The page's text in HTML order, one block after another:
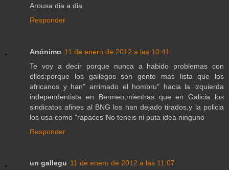
Arousa dia a dia
Responder
Anónimo 11 de enero de 2012 a las 10:41
Te voy a decir porque nunca a habido problemas con
ellos:porque los gallegos son gente mas lista que los
africanos y han" arrimado el hombru" hacia la izquierda
independentista en Bermeo,mientras que en Galicia los
sindicatos afines al BNG los han dejado tirados,y la policia
los usa como "rapaces"No teneis ni puta idea ninguno
Responder
un gallegu 11 de enero de 2012 a las 11:07